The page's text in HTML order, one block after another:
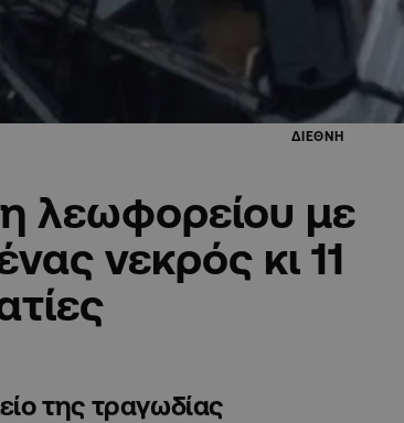
ΔΙΕΘΝΗ
λεωφορείου με
νεκρός κι 11
της τραγωδίας